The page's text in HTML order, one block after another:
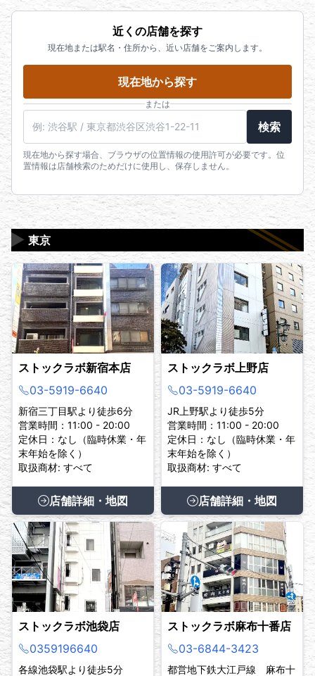
近くの店舗を探す
現在地または駅名・住所から、近い店舗をご案内します。
現在地から探す
または
検索
現在地から探す場合、ブラウザの位置情報の使用許可が必要です。位
置情報は店舗検索のためだけに使用し、保存しません。
東京
▶
ストックラボ新宿本店
03-5919-6640
新宿三丁目駅より徒歩6分
営業時間：11:00 - 20:00
定休日：なし（臨時休業・年
末年始を除く）
取扱商材: すべて
店舗詳細・地図
ストックラボ上野店
03-5919-6640
JR上野駅より徒歩5分
営業時間：11:00 - 20:00
定休日：なし（臨時休業・年
末年始を除く）
取扱商材: すべて
店舗詳細・地図
ストックラボ池袋店
0359196640
各線池袋駅より徒歩5分
ストックラボ麻布十番店
03-6844-3423
都営地下鉄大江戸線 麻布十